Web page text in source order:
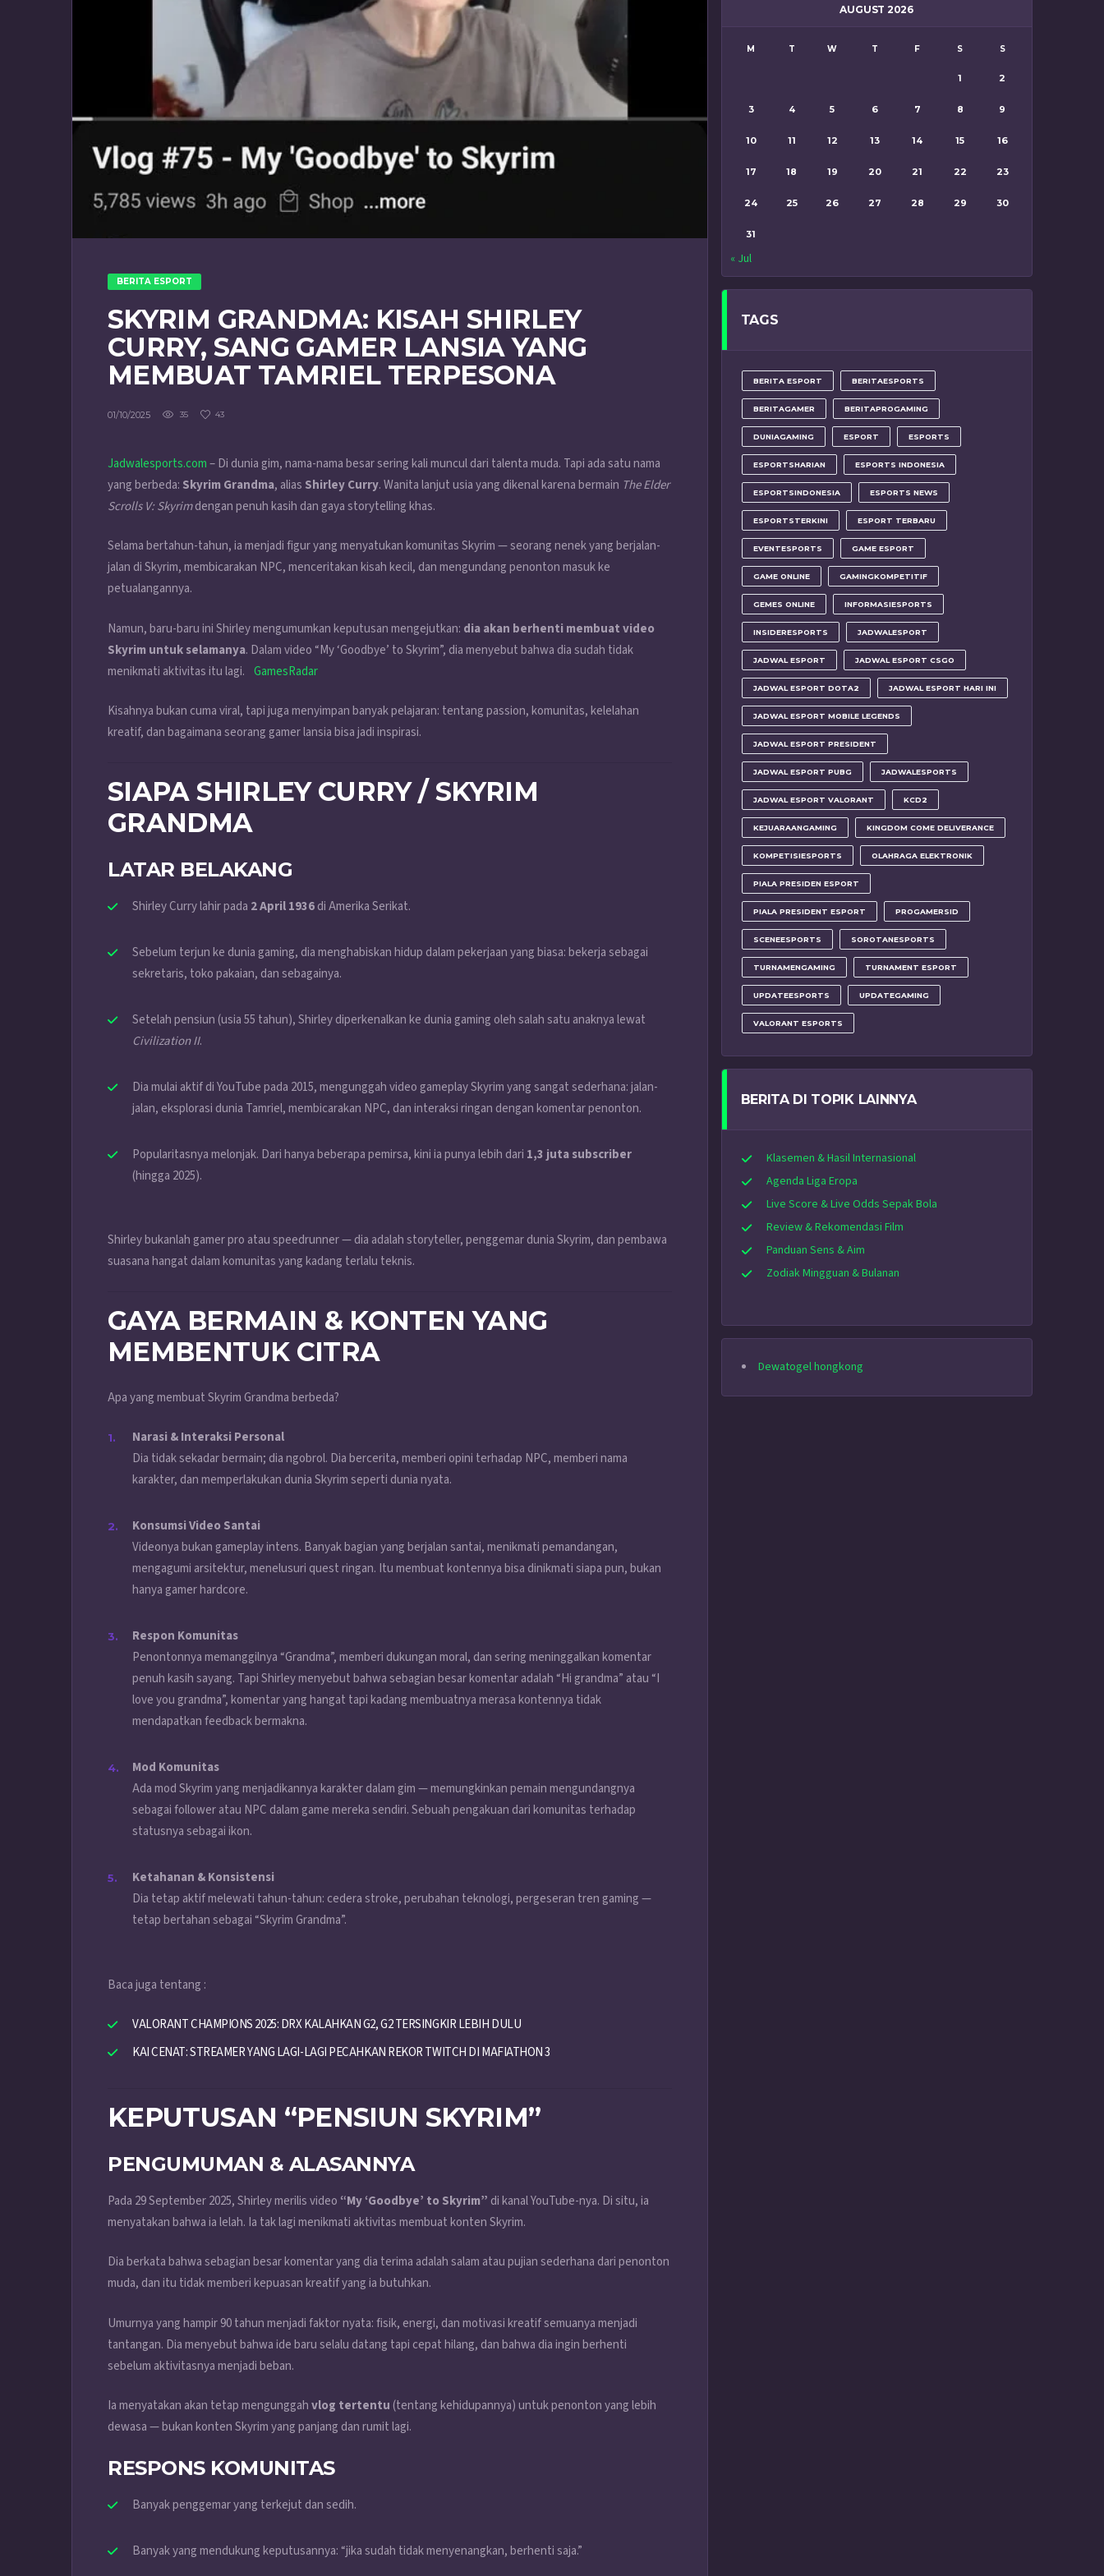
BERITA ESPORT
SKYRIM GRANDMA: KISAH SHIRLEY
CURRY, SANG GAMER LANSIA YANG
MEMBUAT TAMRIEL TERPESONA
01/10/2025 35 43
Jadwalesports.com– Di dunia gim, nama-nama besar sering kali muncul dari talenta muda. Tapi ada satu nama
yang berbeda: Skyrim Grandma, alias Shirley Curry. Wanita lanjut usia yang dikenal karena bermain The Elder
Scrolls V: Skyrimdengan penuh kasih dan gaya storytelling khas.
Selama bertahun-tahun, ia menjadi figur yang menyatukan komunitas Skyrim — seorang nenek yang berjalan-
jalan di Skyrim, membicarakan NPC, menceritakan kisah kecil, dan mengundang penonton masuk ke
petualangannya.
Namun, baru-baru ini Shirley mengumumkan keputusan mengejutkan: dia akan berhenti membuat video
Skyrim untuk selamanya. Dalam video “My ‘Goodbye’ to Skyrim”, dia menyebut bahwa dia sudah tidak
menikmati aktivitas itu lagi. GamesRadar
Kisahnya bukan cuma viral, tapi juga menyimpan banyak pelajaran: tentang passion, komunitas, kelelahan
kreatif, dan bagaimana seorang gamer lansia bisa jadi inspirasi.
SIAPA SHIRLEY CURRY / SKYRIM
GRANDMA
LATAR BELAKANG
Shirley Curry lahir pada 2 April 1936di Amerika Serikat.
Sebelum terjun ke dunia gaming, dia menghabiskan hidup dalam pekerjaan yang biasa: bekerja sebagai
sekretaris, toko pakaian, dan sebagainya.
Setelah pensiun (usia 55 tahun), Shirley diperkenalkan ke dunia gaming oleh salah satu anaknya lewat
Civilization II.
Dia mulai aktif di YouTube pada 2015, mengunggah video gameplay Skyrim yang sangat sederhana: jalan-
jalan, eksplorasi dunia Tamriel, membicarakan NPC, dan interaksi ringan dengan komentar penonton.
Popularitasnya melonjak. Dari hanya beberapa pemirsa, kini ia punya lebih dari 1,3 juta subscriber
(hingga 2025).
Shirley bukanlah gamer pro atau speedrunner — dia adalah storyteller, penggemar dunia Skyrim, dan pembawa
suasana hangat dalam komunitas yang kadang terlalu teknis.
GAYA BERMAIN & KONTEN YANG
MEMBENTUK CITRA
Apa yang membuat Skyrim Grandma berbeda?
Narasi & Interaksi Personal
Dia tidak sekadar bermain; dia ngobrol. Dia bercerita, memberi opini terhadap NPC, memberi nama
karakter, dan memperlakukan dunia Skyrim seperti dunia nyata.
Konsumsi Video Santai
Videonya bukan gameplay intens. Banyak bagian yang berjalan santai, menikmati pemandangan,
mengagumi arsitektur, menelusuri quest ringan. Itu membuat kontennya bisa dinikmati siapa pun, bukan
hanya gamer hardcore.
Respon Komunitas
Penontonnya memanggilnya “Grandma”, memberi dukungan moral, dan sering meninggalkan komentar
penuh kasih sayang. Tapi Shirley menyebut bahwa sebagian besar komentar adalah “Hi grandma” atau “I
love you grandma”, komentar yang hangat tapi kadang membuatnya merasa kontennya tidak
mendapatkan feedback bermakna.
Mod Komunitas
Ada mod Skyrim yang menjadikannya karakter dalam gim — memungkinkan pemain mengundangnya
sebagai follower atau NPC dalam game mereka sendiri. Sebuah pengakuan dari komunitas terhadap
statusnya sebagai ikon.
Ketahanan & Konsistensi
Dia tetap aktif melewati tahun-tahun: cedera stroke, perubahan teknologi, pergeseran tren gaming —
tetap bertahan sebagai “Skyrim Grandma”.
Baca juga tentang :
VALORANT CHAMPIONS 2025: DRX KALAHKAN G2, G2 TERSINGKIR LEBIH DULU
KAI CENAT: STREAMER YANG LAGI-LAGI PECAHKAN REKOR TWITCH DI MAFIATHON 3
KEPUTUSAN “PENSIUN SKYRIM”
PENGUMUMAN & ALASANNYA
Pada 29 September 2025, Shirley merilis video “My ‘Goodbye’ to Skyrim” di kanal YouTube-nya. Di situ, ia
menyatakan bahwa ia lelah. Ia tak lagi menikmati aktivitas membuat konten Skyrim.
Dia berkata bahwa sebagian besar komentar yang dia terima adalah salam atau pujian sederhana dari penonton
muda, dan itu tidak memberi kepuasan kreatif yang ia butuhkan.
Umurnya yang hampir 90 tahun menjadi faktor nyata: fisik, energi, dan motivasi kreatif semuanya menjadi
tantangan. Dia menyebut bahwa ide baru selalu datang tapi cepat hilang, dan bahwa dia ingin berhenti
sebelum aktivitasnya menjadi beban.
Ia menyatakan akan tetap mengunggahvlog tertentu(tentang kehidupannya) untuk penonton yang lebih
dewasa — bukan konten Skyrim yang panjang dan rumit lagi.
RESPONS KOMUNITAS
Banyak penggemar yang terkejut dan sedih.
Banyak yang mendukung keputusannya: “jika sudah tidak menyenangkan, berhenti saja.”
AUGUST 2026
M T W T F S S
1 2
3 4 5 6 7 8 9
10 11 12 13 14 15 16
17 18 19 20 21 22 23
24 25 26 27 28 29 30
31
« Jul
TAGS
BERITA ESPORT BERITAESPORTS
BERITAGAMER BERITAPROGAMING
DUNIAGAMING ESPORT ESPORTS
ESPORTSHARIAN ESPORTS INDONESIA
ESPORTSINDONESIA ESPORTS NEWS
ESPORTSTERKINI ESPORT TERBARU
EVENTESPORTS GAME ESPORT
GAME ONLINE GAMINGKOMPETITIF
GEMES ONLINE INFORMASIESPORTS
INSIDERESPORTS JADWALESPORT
JADWAL ESPORT JADWAL ESPORT CSGO
JADWAL ESPORT DOTA2 JADWAL ESPORT HARI INI
JADWAL ESPORT MOBILE LEGENDS
JADWAL ESPORT PRESIDENT
JADWAL ESPORT PUBG JADWALESPORTS
JADWAL ESPORT VALORANT KCD2
KEJUARAANGAMING KINGDOM COME DELIVERANCE
KOMPETISIESPORTS OLAHRAGA ELEKTRONIK
PIALA PRESIDEN ESPORT
PIALA PRESIDENT ESPORT PROGAMERSID
SCENEESPORTS SOROTANESPORTS
TURNAMENGAMING TURNAMENT ESPORT
UPDATEESPORTS UPDATEGAMING
VALORANT ESPORTS
BERITA DI TOPIK LAINNYA
Klasemen & Hasil Internasional
Agenda Liga Eropa
Live Score & Live Odds Sepak Bola
Review & Rekomendasi Film
Panduan Sens & Aim
Zodiak Mingguan & Bulanan
Dewatogel hongkong